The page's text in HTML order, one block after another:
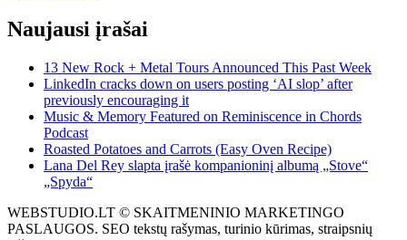
Naujausi įrašai
13 New Rock + Metal Tours Announced This Past Week
LinkedIn cracks down on users posting ‘AI slop’ after
previously encouraging it
Music & Memory Featured on Reminiscence in Chords
Podcast
Roasted Potatoes and Carrots (Easy Oven Recipe)
Lana Del Rey slapta įrašė kompanioninį albumą „Stove“
„Spyda“
WEBSTUDIO.LT © SKAITMENINIO MARKETINGO
PASLAUGOS. SEO tekstų rašymas, turinio kūrimas, straipsnių